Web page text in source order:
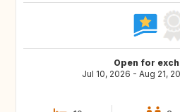
Open for
Jul 10, 2026 - Aug 21,